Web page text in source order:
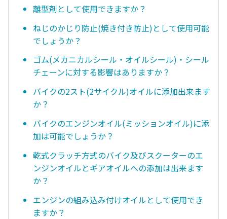
離型剤として使用できますか？
ねじのかじり防止(焼き付き防止)として使用可能
でしょうか？
ゴム(メカニカルシール・オイルシール)・シール
チェーンに対する影響はありますか？
バイクの2スト(2サイクル)オイルに添加出来ます
か？
バイクのエンジンオイル(ミッションオイル)に添
加は可能でしょうか？
乾式クラッチ方式のバイク及びスクーターのエ
ンジンオイルとギアオイルへの添加は出来ます
か？
エンジンの組み込み付けオイルとして使用でき
ますか？